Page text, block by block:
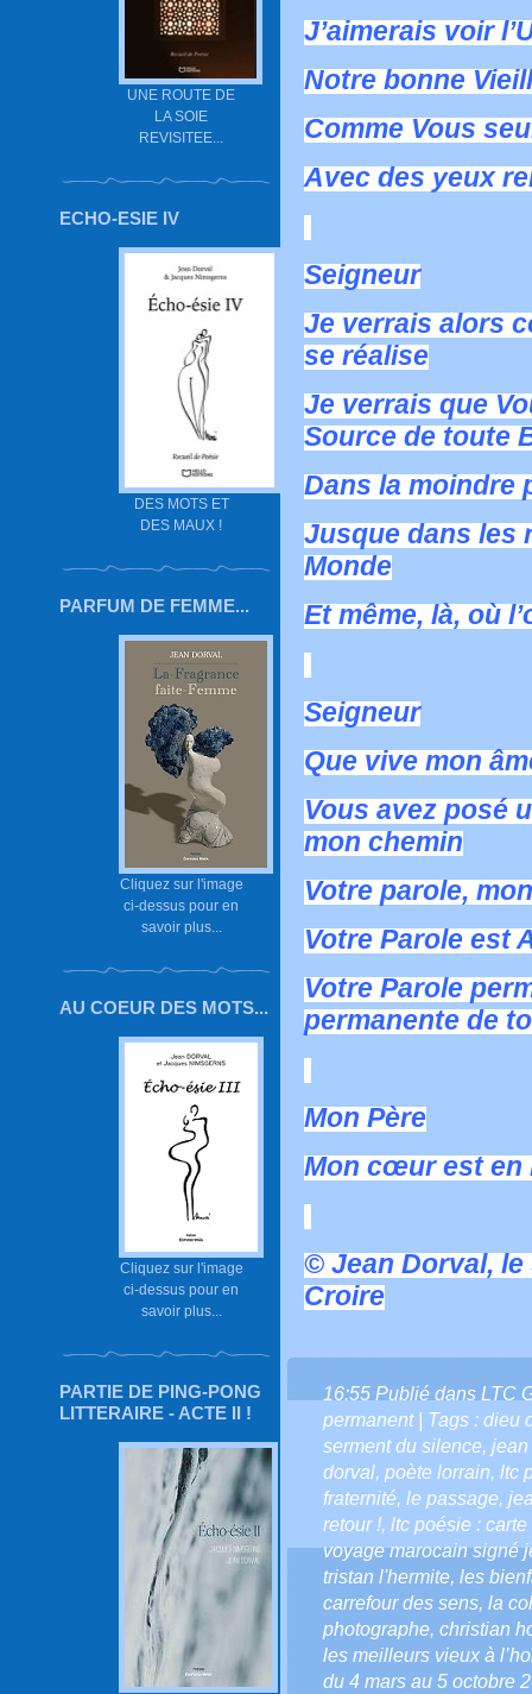
UNE ROUTE DE
LA SOIE
REVISITEE...
ECHO-ESIE IV
DES MOTS ET
DES MAUX !
PARFUM DE FEMME...
Cliquez sur l'image
ci-dessus pour en
savoir plus...
AU COEUR DES MOTS...
Cliquez sur l'image
ci-dessus pour en
savoir plus...
PARTIE DE PING-PONG
LITTERAIRE - ACTE II !
J’aimerais voir
Notre bonne
Comme Vous
Avec des yeux
Seigneur
Je verrais alors
se réalise
Je verrais que
Source de toute
Dans la moindre
Jusque dans les
Monde
Et même, là, où
Seigneur
Que vive mon
Vous avez posé
mon chemin
Votre parole,
Votre Parole est
Votre Parole
permanente de
Mon Père
Mon cœur est en
© Jean Dorval, le
Croire
16:55 Publié dans LTC
permanent| Tags : dieu
serment du silence, jean
dorval, poète lorrain, ltc
fraternité, le passage,
retour !, ltc poésie :
voyage marocain signé
tristan l'hermite, les
carrefour des sens, la
photographe, christian
les meilleurs vieux à
du 4 mars au 5 octobre